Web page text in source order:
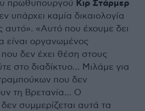
πρωθυπουργού Κιρ Στάρμερ
υπάρχει καμία δικαιολογία
αυτό». «Αυτό που έχουμε δει
είναι οργανωμένος
δεν έχει θέση στους
στο διαδίκτυο... Μιλάμε για
που δεν
τη Βρετανία... Ο
συμμερίζεται αυτά τα